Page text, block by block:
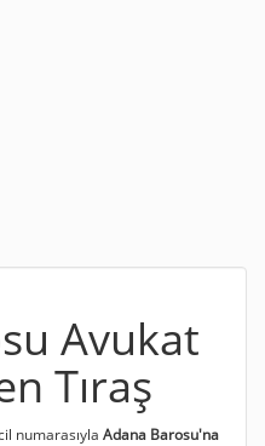
Avukat
Tıraş
numarasıyla Adana Barosu'na